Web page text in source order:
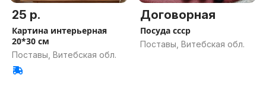
25 р.
Картина интерьерная
20*30 см
Поставы, Витебская обл.
Договорная
Посуда ссср
Поставы, Витебская обл.